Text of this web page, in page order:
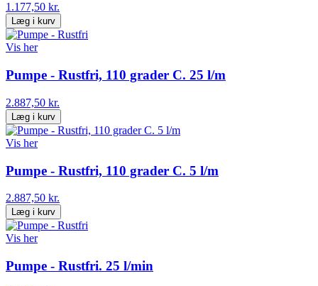
1.177,50 kr.
Læg i kurv
Vis her
Pumpe - Rustfri, 110 grader C. 25 l/m
2.887,50 kr.
Læg i kurv
Vis her
Pumpe - Rustfri, 110 grader C. 5 l/m
2.887,50 kr.
Læg i kurv
Vis her
Pumpe - Rustfri. 25 l/min